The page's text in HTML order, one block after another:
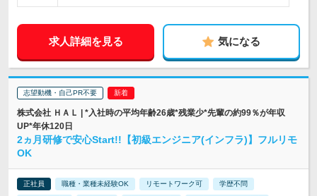
求人詳細を見る 気になる
志望動機・自己PR不要
株式会社 ＨＡＬ | *入社時の平均年齢26歳*残業少*先輩の約99％が年収
UP*年休120日
2ヵ月研修で安心Start!!【初級エンジニア(インフラ)】フルリモ
OK
正社員 職種・業種未経験OK リモートワーク可 学歴不問